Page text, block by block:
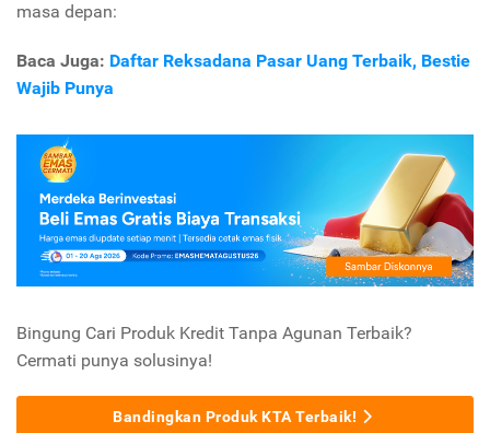
masa depan:
Baca Juga: Daftar Reksadana Pasar Uang Terbaik, Bestie
Wajib Punya
Bingung Cari Produk Kredit Tanpa Agunan Terbaik?
Cermati punya solusinya!
Bandingkan Produk KTA Terbaik!